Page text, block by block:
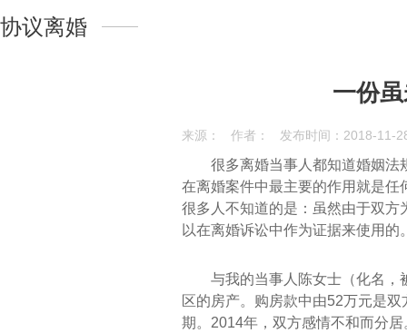
协议离婚
一份
来源： 作者： 发布时间：2018-11-
很多离婚当事人都知道婚姻法
在离婚案件中最主要的作用就是
很多人不知道的是：虽然由于双
以在离婚诉讼中作为证据来使用
与我的当事人陈女士（化名，
区的房产。购房款中由52万元是
期。2014年，双方感情不和而分